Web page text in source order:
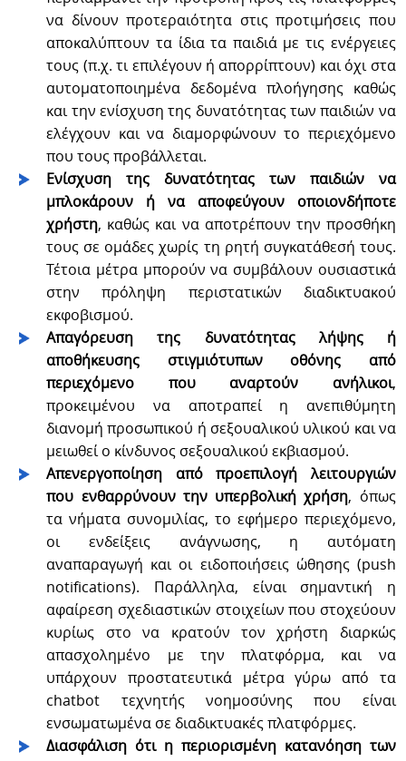
να δίνουν προτεραιότητα στις προτιμήσεις που
αποκαλύπτουν τα ίδια τα παιδιά με τις ενέργειες
τους (π.χ. τι επιλέγουν ή απορρίπτουν) και όχι στα
αυτοματοποιημένα δεδομένα πλοήγησης καθώς
και την ενίσχυση της δυνατότητας των παιδιών να
ελέγχουν και να διαμορφώνουν το περιεχόμενο
που τους προβάλλεται.
Ενίσχυση της δυνατότητας των παιδιών να
μπλοκάρουν ή να αποφεύγουν οποιονδήποτε
χρήστη, καθώς και να αποτρέπουν την προσθήκη
τους σε ομάδες χωρίς τη ρητή συγκατάθεσή τους.
Τέτοια μέτρα μπορούν να συμβάλουν ουσιαστικά
στην πρόληψη περιστατικών διαδικτυακού
εκφοβισμού.
Απαγόρευση της δυνατότητας λήψης ή
αποθήκευσης στιγμιότυπων οθόνης από
περιεχόμενο που αναρτούν ανήλικοι,
προκειμένου να αποτραπεί η ανεπιθύμητη
διανομή προσωπικού ή σεξουαλικού υλικού και να
μειωθεί ο κίνδυνος σεξουαλικού εκβιασμού.
Απενεργοποίηση από προεπιλογή λειτουργιών
που ενθαρρύνουν την υπερβολική χρήση, όπως
τα νήματα συνομιλίας, το εφήμερο περιεχόμενο,
οι ενδείξεις ανάγνωσης, η αυτόματη
αναπαραγωγή και οι ειδοποιήσεις ώθησης (push
notifications). Παράλληλα, είναι σημαντική η
αφαίρεση σχεδιαστικών στοιχείων που στοχεύουν
κυρίως στο να κρατούν τον χρήστη διαρκώς
απασχολημένο με την πλατφόρμα, και να
υπάρχουν προστατευτικά μέτρα γύρω από τα
chatbot τεχνητής νοημοσύνης που είναι
ενσωματωμένα σε διαδικτυακές πλατφόρμες.
Διασφάλιση ότι η περιορισμένη κατανόηση των